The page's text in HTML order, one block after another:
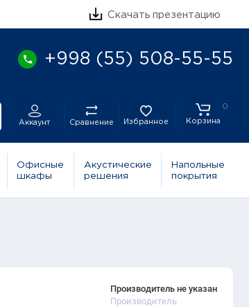
Скачать презентацию
+998 (55) 508-55-55
Аккаунт Сравнение Избранное
0
Корзина
Офисные
шкафы
Акустические
решения
Напольные
покрытия
Производитель не указан
Производитель